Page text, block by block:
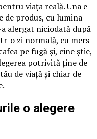
viața reală. Una e
produs, cu lumina
alergat niciodată după
o zi normală, cu mers
pe fugă și, cine știe,
potrivită ține de
de viață și chiar de
o alegere